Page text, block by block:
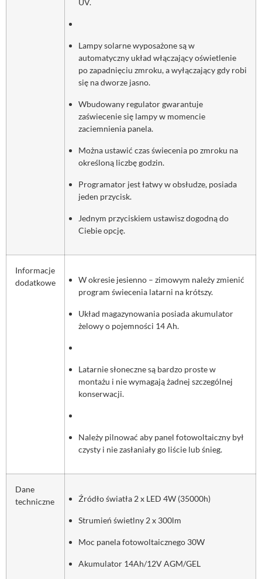
Lampy solarne wyposażone są w
automatyczny układ włączający oświetlenie
po zapadnięciu zmroku, a wyłączający gdy robi
się na dworze jasno.
Wbudowany regulator gwarantuje
zaświecenie się lampy w momencie
zaciemnienia panela.
Można ustawić czas świecenia po zmroku na
określoną liczbę godzin.
Programator jest łatwy w obsłudze, posiada
jeden przycisk.
Jednym przyciskiem ustawisz dogodną do
Ciebie opcję.
Informacje
dodatkowe
W okresie jesienno – zimowym należy zmienić
program świecenia latarni na krótszy.
Układ magazynowania posiada akumulator
żelowy o pojemności 14 Ah.
Latarnie słoneczne są bardzo proste w
montażu i nie wymagają żadnej szczególnej
konserwacji.
Należy pilnować aby panel fotowoltaiczny był
czysty i nie zasłaniały go liście lub śnieg.
Dane
techniczne
Źródło światła 2 x LED 4W (35000h)
Strumień świetlny 2 x 300lm
Moc panela fotowoltaicznego 30W
Akumulator 14Ah/12V AGM/GEL